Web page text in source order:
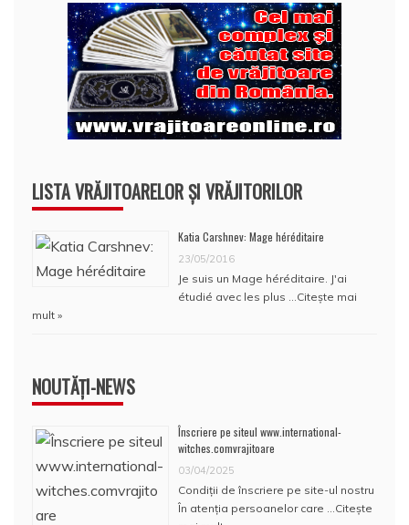
LISTA VRĂJITOARELOR ȘI VRĂJITORILOR
Katia Carshnev: Mage héréditaire
23/05/2016
Je suis un Mage héréditaire. J'ai
étudié avec les plus … Citește mai
mult »
NOUTĂȚI-NEWS
Înscriere pe siteul www.international-
witches.comvrajitoare
03/04/2025
Condiţii de înscriere pe site-ul nostru
În atenţia persoanelor care … Citește